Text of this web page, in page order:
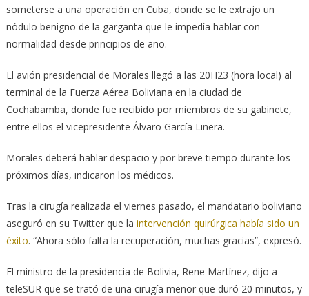
someterse a una operación en Cuba, donde se le extrajo un
nódulo benigno de la garganta que le impedía hablar con
normalidad desde principios de año.
El avión presidencial de Morales llegó a las 20H23 (hora local) al
terminal de la Fuerza Aérea Boliviana en la ciudad de
Cochabamba, donde fue recibido por miembros de su gabinete,
entre ellos el vicepresidente Álvaro García Linera.
Morales deberá hablar despacio y por breve tiempo durante los
próximos días, indicaron los médicos.
Tras la cirugía realizada el viernes pasado, el mandatario boliviano
aseguró en su Twitter que la intervención quirúrgica había sido un
éxito. “Ahora sólo falta la recuperación, muchas gracias”, expresó.
El ministro de la presidencia de Bolivia, Rene Martínez, dijo a
teleSUR que se trató de una cirugía menor que duró 20 minutos, y